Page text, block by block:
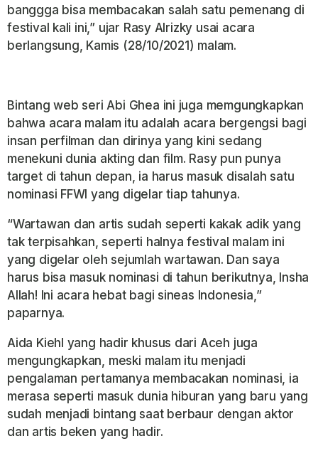
banggga bisa membacakan salah satu pemenang di
festival kali ini,” ujar Rasy Alrizky usai acara
berlangsung, Kamis (28/10/2021) malam.
Bintang web seri Abi Ghea ini juga memgungkapkan
bahwa acara malam itu adalah acara bergengsi bagi
insan perfilman dan dirinya yang kini sedang
menekuni dunia akting dan film. Rasy pun punya
target di tahun depan, ia harus masuk disalah satu
nominasi FFWI yang digelar tiap tahunya.
“Wartawan dan artis sudah seperti kakak adik yang
tak terpisahkan, seperti halnya festival malam ini
yang digelar oleh sejumlah wartawan. Dan saya
harus bisa masuk nominasi di tahun berikutnya, Insha
Allah! Ini acara hebat bagi sineas Indonesia,”
paparnya.
Aida Kiehl yang hadir khusus dari Aceh juga
mengungkapkan, meski malam itu menjadi
pengalaman pertamanya membacakan nominasi, ia
merasa seperti masuk dunia hiburan yang baru yang
sudah menjadi bintang saat berbaur dengan aktor
dan artis beken yang hadir.